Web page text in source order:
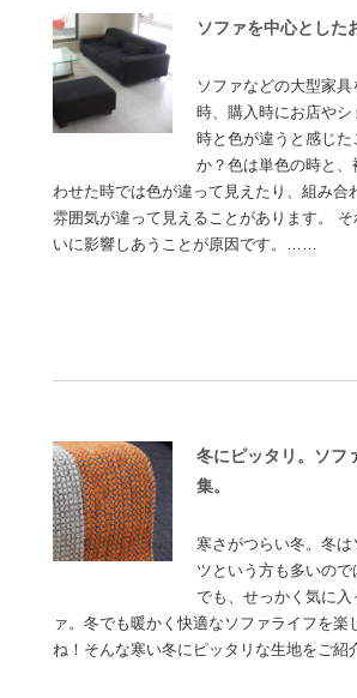
ソファを中心とした
ソファなどの大型家
時、購入時にお店や
時と色が違うと感じ
か？色は単色の時と
わせた時では色が違って見えたり、組み合
雰囲気が違って見えることがあります。
いに影響しあうことが原因です。……
冬にピッタリ。ソフ
集。
寒さがつらい冬。冬は
ツという方も多いので
でも、せっかく気に入
ァ。冬でも暖かく快適なソファライフを楽
ね！そんな寒い冬にピッタリな生地をご